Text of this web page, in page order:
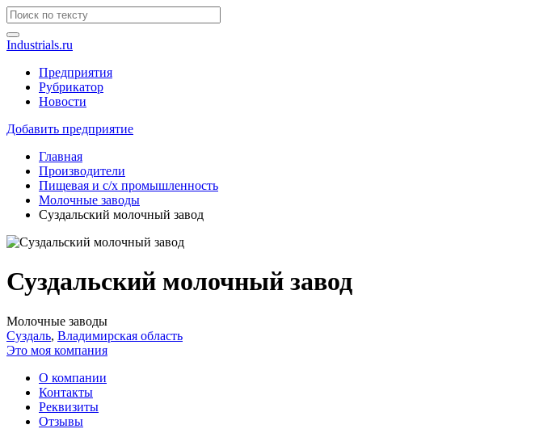
Industrials.ru
Предприятия
Рубрикатор
Новости
Добавить предприятие
Главная
Производители
Пищевая и с/х промышленность
Молочные заводы
Суздальский молочный завод
Суздальский молочный завод
Молочные заводы
Суздаль, Владимирская область
Это моя компания
О компании
Контакты
Реквизиты
Отзывы